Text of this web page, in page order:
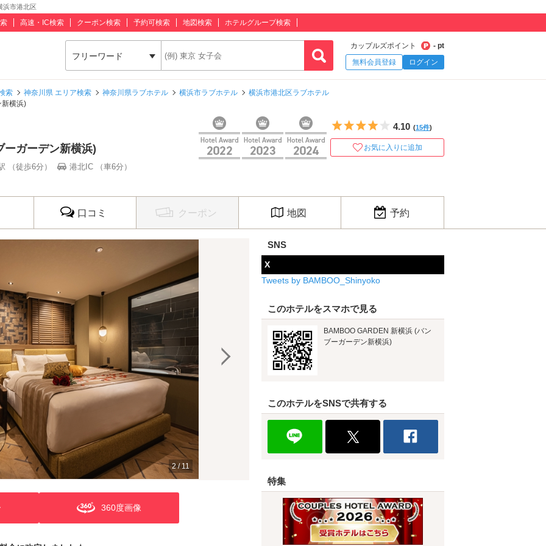
浜市港北区
高速・IC検索 クーポン検索 予約可検索 地図検索 ホテルグループ検索
フリーワード
カップルズポイント
- pt
無料会員登録
ログイン
索 神奈川県 エリア検索 神奈川県ラブホテル 横浜市ラブホテル
横浜市港北区ラブホテル
新横浜)
ガーデン新横浜)
（徒歩6分） 港北IC （車6分）
5つ星のうち4
4.10 (15件)
お気に入りに追加
口コミ クーポン 地図 予約
2/11
360度画像
SNS
X
Tweets by BAMBOO_Shinyoko
このホテルをスマホで見る
BAMBOO GARDEN 新横浜 (バン
ブーガーデン新横浜)
このホテルをSNSで共有する
特集